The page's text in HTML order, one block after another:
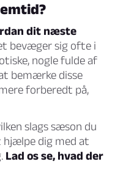
dit næste
bevæger sig ofte i
nogle fulde af
bemærke disse
forberedt på,
slags sæson du
hjælpe dig med at
Lad os se, hvad der